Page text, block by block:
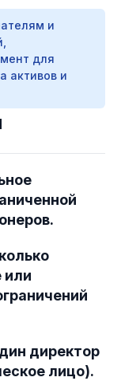
и
для
активов и
или
директор
лицо).